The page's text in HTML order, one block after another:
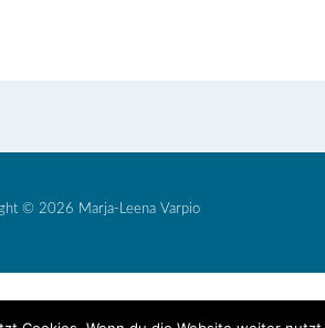
© 2026 Marja-Leena Varpio